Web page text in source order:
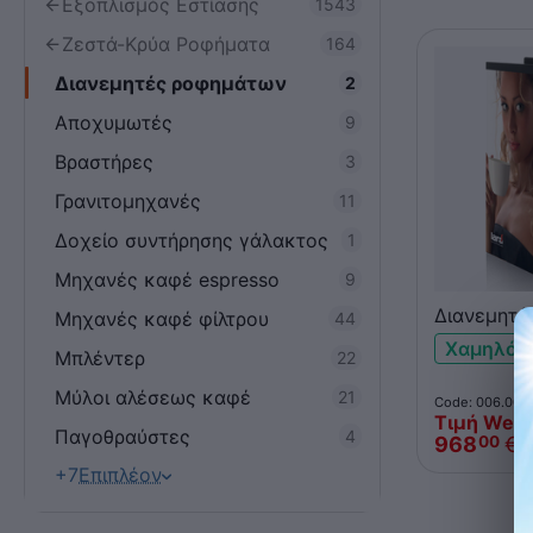
ρεζερβουάρ
Χαμηλό
Code: 006.0056
Τιμή Web
96800 €
1543
Ζεστά-Κρύα Ροφήματα 164
Διανεμητές ροφημάτων 2
Αποχυμωτές 9
Βραστήρες 3
Γρανιτομηχανές 11
Δοχείο συντήρησης γάλακτος 1
Μηχανές καφέ espresso 9
Μηχανές καφέ φίλτρου 44
Μπλέντερ 22
Μύλοι αλέσεως καφέ 21
Παγοθραύστες 4
+7Επιπλέον